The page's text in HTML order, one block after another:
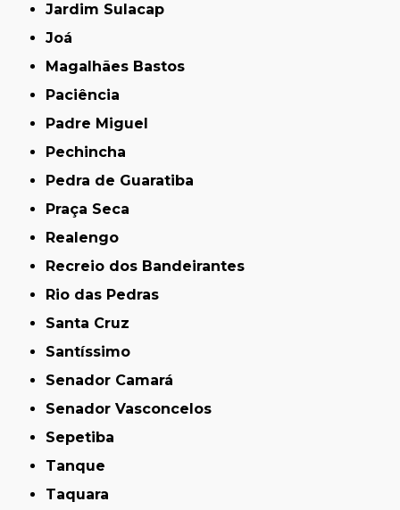
Jardim Sulacap
Joá
Magalhães Bastos
Paciência
Padre Miguel
Pechincha
Pedra de Guaratiba
Praça Seca
Realengo
Recreio dos Bandeirantes
Rio das Pedras
Santa Cruz
Santíssimo
Senador Camará
Senador Vasconcelos
Sepetiba
Tanque
Taquara